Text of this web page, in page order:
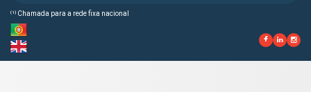
⁽¹⁾ Chamada para a rede fixa nacional